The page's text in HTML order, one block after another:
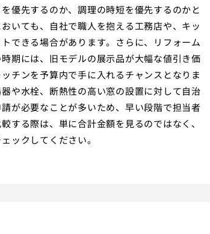
優先するのか、調理の時短を優先するのかと
いても、自社で職人を抱える工務店や、キッ
できる場合があります。さらに、リフォーム
期には、旧モデルの展示品が大幅な値引き価
チンを予算内で手に入れるチャンスとなりま
や水栓、断熱性の高い窓の設置に対して自治
が必要なことが多いため、早い段階で担当者
する際は、単に合計金額を見るのではなく、
ックしてください。